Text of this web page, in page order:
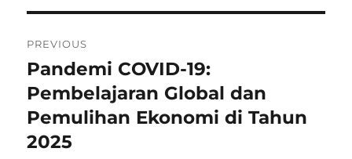
pos
PREVIOUS
Previous
post:
Pandemi COVID-19:
Pembelajaran Global dan
Pemulihan Ekonomi di Tahun
2025